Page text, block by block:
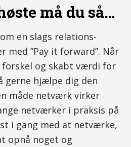
må du så…
en slags relations-
med ”Pay it forward”. Når
forskel og skabt værdi for
gerne hjælpe dig den
måde netværk virker
netværker i praksis på
i gang med at netværke,
opnå noget og